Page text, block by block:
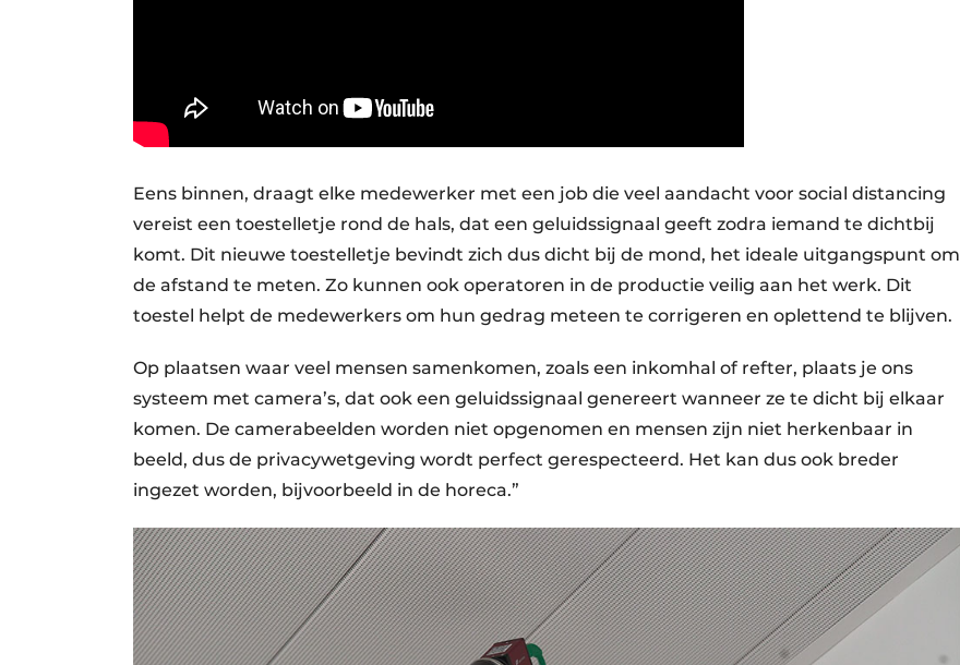
Eens binnen, draagt elke medewerker met een job die veel aandacht voor social distancing
vereist een toestelletje rond de hals, dat een geluidssignaal geeft zodra iemand te dichtbij
komt. Dit nieuwe toestelletje bevindt zich dus dicht bij de mond, het ideale uitgangspunt om
de afstand te meten. Zo kunnen ook operatoren in de productie veilig aan het werk. Dit
toestel helpt de medewerkers om hun gedrag meteen te corrigeren en oplettend te blijven.
Op plaatsen waar veel mensen samenkomen, zoals een inkomhal of refter, plaats je ons
systeem met camera’s, dat ook een geluidssignaal genereert wanneer ze te dicht bij elkaar
komen. De camerabeelden worden niet opgenomen en mensen zijn niet herkenbaar in
beeld, dus de privacywetgeving wordt perfect gerespecteerd. Het kan dus ook breder
ingezet worden, bijvoorbeeld in de horeca.”